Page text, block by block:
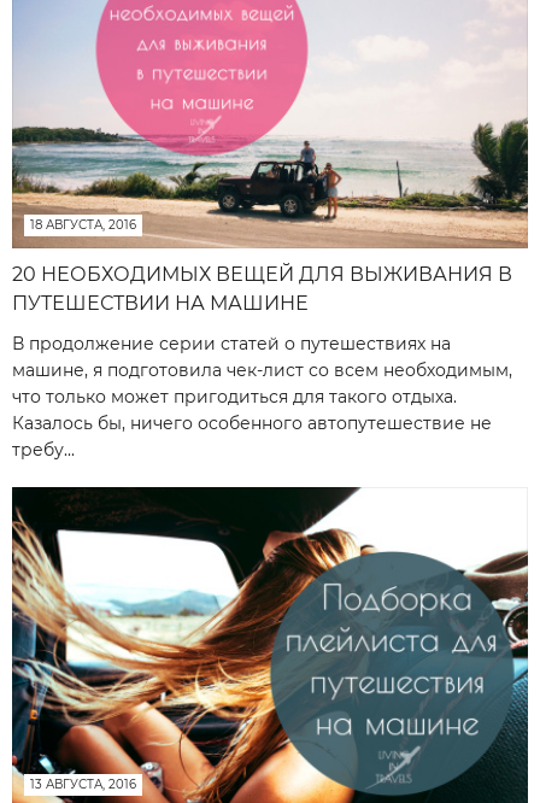
18 АВГУСТА, 2016
20 НЕОБХОДИМЫХ ВЕЩЕЙ ДЛЯ ВЫЖИВАНИЯ В
ПУТЕШЕСТВИИ НА МАШИНЕ
В продолжение серии статей о путешествиях на
машине, я подготовила чек-лист со всем необходимым,
что только может пригодиться для такого отдыха.
Казалось бы, ничего особенного автопутешествие не
требу...
13 АВГУСТА, 2016